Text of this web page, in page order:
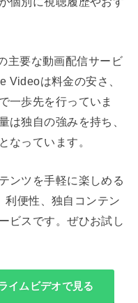
主要な動画配信サービ
Videoは料金の安さ、
一歩先を行っていま
は独自の強みを持ち、
なっています。
ンツを手軽に楽しめる
便性、独自コンテン
ビスです。ぜひお試し
イムビデオで見る